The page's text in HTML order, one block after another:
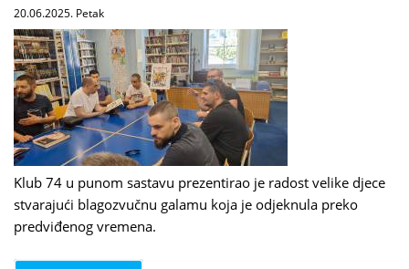
20.06.2025. Petak
Klub 74 u punom sastavu prezentirao je radost velike djece
stvarajući blagozvučnu galamu koja je odjeknula preko
predviđenog vremena.